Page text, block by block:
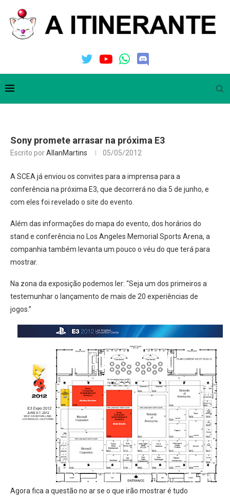
Sony promete arrasar na próxima E3
Escrito porAllanMartins 05/05/2012
A SCEA já enviou os convites para a imprensa para a
conferência na próxima E3, que decorrerá no dia 5 de junho, e
com eles foi revelado o site do evento.
Além das informações do mapa do evento, dos horários do
stand e conferência no Los Angeles Memorial Sports Arena, a
companhia também levanta um pouco o véu do que terá para
mostrar.
Na zona da exposição podemos ler: “Seja um dos primeiros a
testemunhar o lançamento de mais de 20 experiências de
jogos.”
Agora fica a questão no ar se o que irão mostrar é tudo